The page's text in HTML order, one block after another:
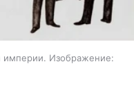
империи. Изображение: